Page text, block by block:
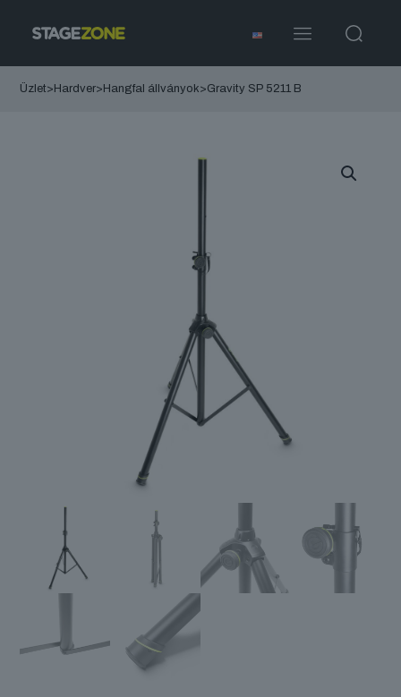
Üzlet> Hardver> Hangfal állványok>Gravity SP 5211 B